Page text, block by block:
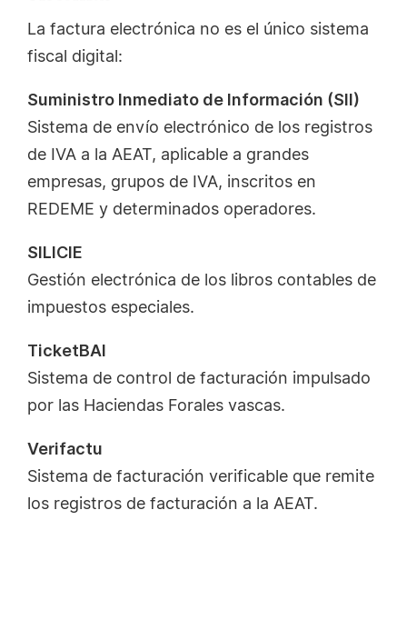
La factura electrónica no es el único sistema
fiscal digital:
Suministro Inmediato de Información (SII)
Sistema de envío electrónico de los registros
de IVA a la AEAT, aplicable a grandes
empresas, grupos de IVA, inscritos en
REDEME y determinados operadores.
SILICIE
Gestión electrónica de los libros contables de
impuestos especiales.
TicketBAI
Sistema de control de facturación impulsado
por las Haciendas Forales vascas.
Verifactu
Sistema de facturación verificable que remite
los registros de facturación a la AEAT.